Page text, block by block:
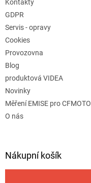
Kontakty
GDPR
Servis - opravy
Cookies
Provozovna
Blog
produktová VIDEA
Novinky
Měření EMISE pro CFMOTO
O nás
Nákupní košík